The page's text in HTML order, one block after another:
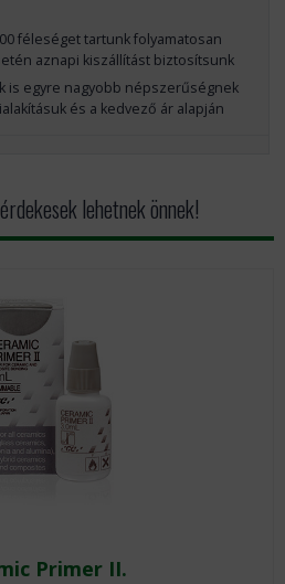
féleséget tartunk folyamatosan
aznapi kiszállítást biztosítsunk
is egyre nagyobb népszerűségnek
és a kedvező ár alapján
lehetnek önnek!
Primer II.